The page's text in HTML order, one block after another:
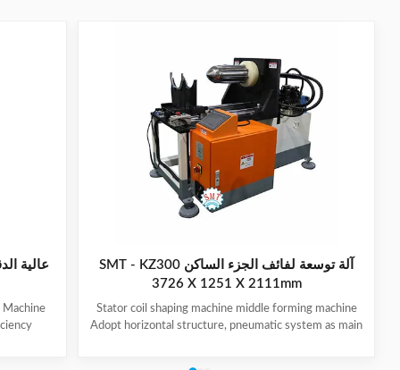
آلة توسعة لفائف الجزء الساكن SMT - KZ300
3726 X 1251 X 2111mm
Stator coil shaping machine middle forming machine
Adopt horizontal structure, pneumatic system as main
عالية